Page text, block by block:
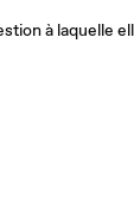
à laquelle